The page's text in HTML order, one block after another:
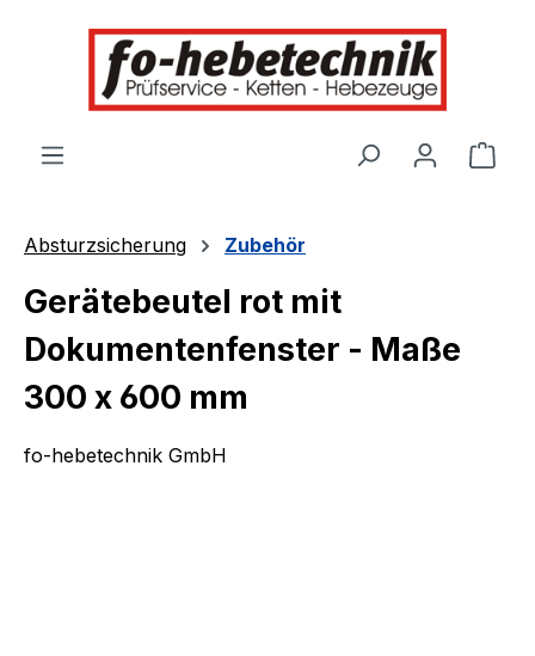
springen
Absturzsicherung Zubehör
Gerätebeutel rot mit
Dokumentenfenster - Maße
300 x 600 mm
fo-hebetechnik GmbH